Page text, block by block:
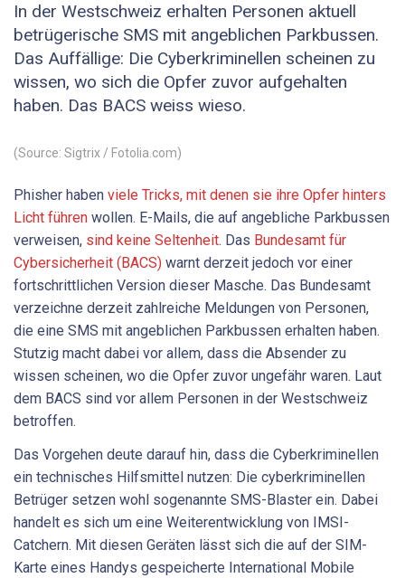
In der Westschweiz erhalten Personen aktuell
betrügerische SMS mit angeblichen Parkbussen.
Das Auffällige: Die Cyberkriminellen scheinen zu
wissen, wo sich die Opfer zuvor aufgehalten
haben. Das BACS weiss wieso.
(Source: Sigtrix / Fotolia.com)
Phisher haben viele Tricks, mit denen sie ihre Opfer hinters
Licht führen wollen. E-Mails, die auf angebliche Parkbussen
verweisen, sind keine Seltenheit. Das Bundesamt für
Cybersicherheit (BACS) warnt derzeit jedoch vor einer
fortschrittlichen Version dieser Masche. Das Bundesamt
verzeichne derzeit zahlreiche Meldungen von Personen,
die eine SMS mit angeblichen Parkbussen erhalten haben.
Stutzig macht dabei vor allem, dass die Absender zu
wissen scheinen, wo die Opfer zuvor ungefähr waren. Laut
dem BACS sind vor allem Personen in der Westschweiz
betroffen.
Das Vorgehen deute darauf hin, dass die Cyberkriminellen
ein technisches Hilfsmittel nutzen: Die cyberkriminellen
Betrüger setzen wohl sogenannte SMS-Blaster ein. Dabei
handelt es sich um eine Weiterentwicklung von IMSI-
Catchern. Mit diesen Geräten lässt sich die auf der SIM-
Karte eines Handys gespeicherte International Mobile